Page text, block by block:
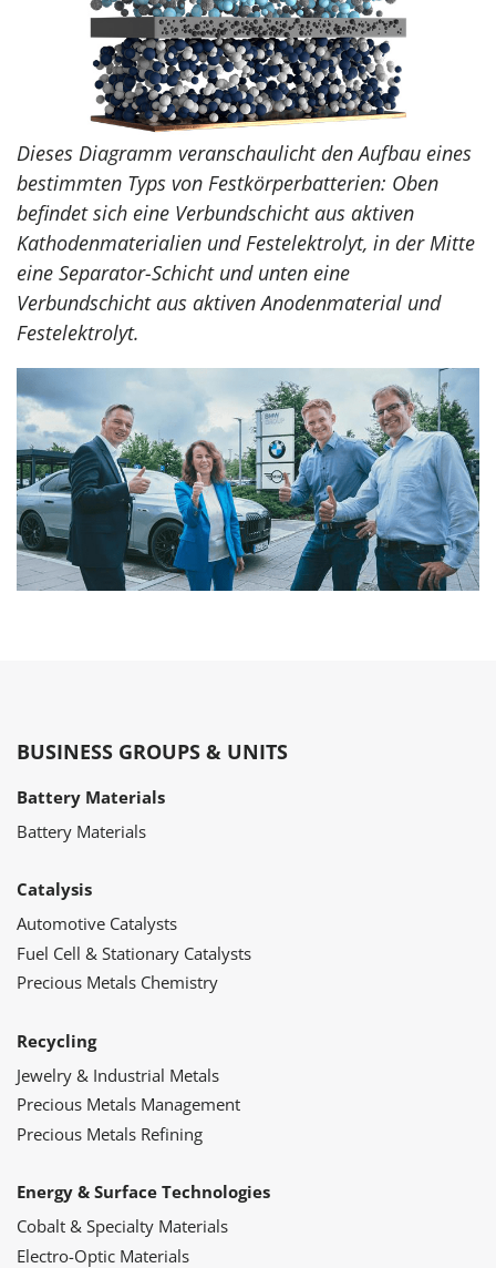
Dieses Diagramm veranschaulicht den Aufbau eines
bestimmten Typs von Festkörperbatterien: Oben
befindet sich eine Verbundschicht aus aktiven
Kathodenmaterialien und Festelektrolyt, in der Mitte
eine Separator-Schicht und unten eine
Verbundschicht aus aktiven Anodenmaterial und
Festelektrolyt.
BUSINESS GROUPS & UNITS
Battery Materials
Battery Materials
Catalysis
Automotive Catalysts
Fuel Cell & Stationary Catalysts
Precious Metals Chemistry
Recycling
Jewelry & Industrial Metals
Precious Metals Management
Precious Metals Refining
Energy & Surface Technologies
Cobalt & Specialty Materials
Electro-Optic Materials